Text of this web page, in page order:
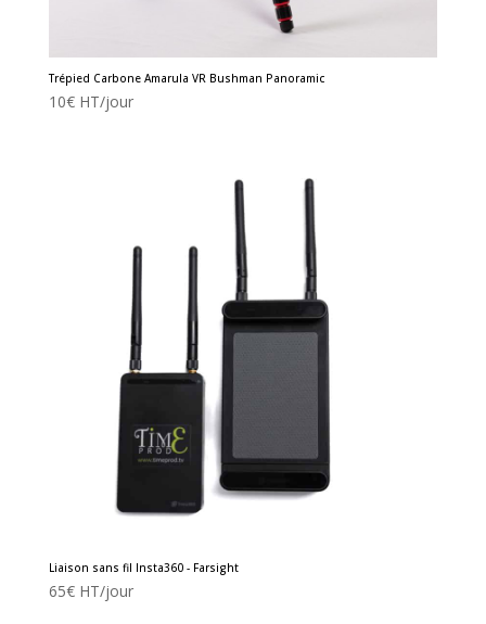
Trépied Carbone Amarula VR Bushman Panoramic
10€HT/jour
Liaison sans fil Insta360 - Farsight
65€HT/jour